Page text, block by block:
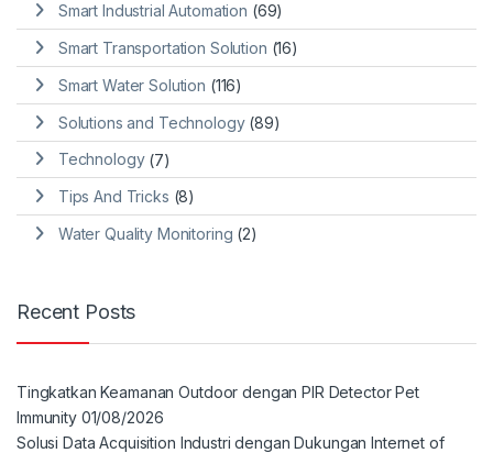
Smart Industrial Automation (69)
Smart Transportation Solution (16)
Smart Water Solution (116)
Solutions and Technology(89)
Technology(7)
Tips And Tricks (8)
Water Quality Monitoring (2)
Recent Posts
Tingkatkan Keamanan Outdoor dengan PIR Detector Pet
Immunity 01/08/2026
Solusi Data Acquisition Industri dengan Dukungan Internet of